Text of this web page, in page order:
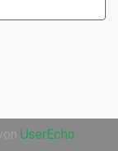
UserEcho